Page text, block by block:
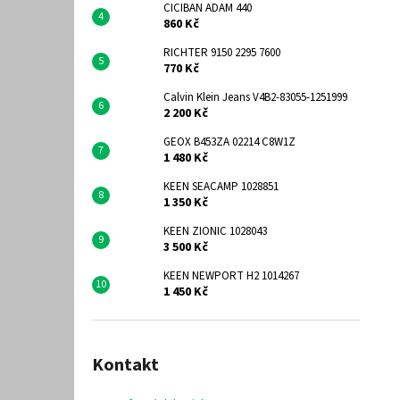
CICIBAN ADAM 440
860 Kč
RICHTER 9150 2295 7600
770 Kč
Calvin Klein Jeans V4B2-83055-1251999
2 200 Kč
GEOX B453ZA 02214 C8W1Z
1 480 Kč
KEEN SEACAMP 1028851
1 350 Kč
KEEN ZIONIC 1028043
3 500 Kč
KEEN NEWPORT H2 1014267
1 450 Kč
Kontakt